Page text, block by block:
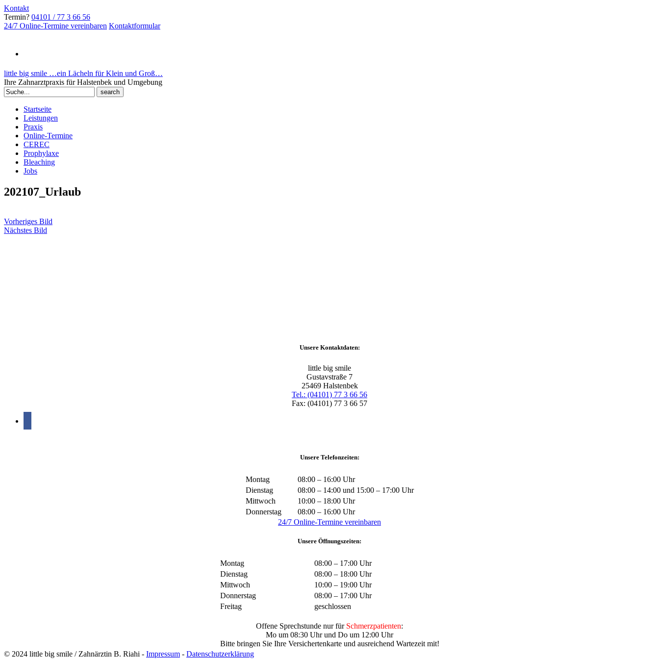
Kontakt
Termin? 04101 / 77 3 66 56
24/7 Online-Termine vereinbaren Kontaktformular
little big smile …ein Lächeln für Klein und Groß…
Ihre Zahnarztpraxis für Halstenbek und Umgebung
Search
for:
Startseite
Leistungen
Praxis
Online-Termine
CEREC
Prophylaxe
Bleaching
Jobs
202107_Urlaub
Vorheriges Bild
Nächstes Bild
Unsere Kontaktdaten:
little big smile
Gustavstraße 7
25469 Halstenbek
Tel.: (04101) 77 3 66 56
Fax: (04101) 77 3 66 57
Unsere Telefonzeiten:
Montag
08:00 – 16:00 Uhr
Dienstag
08:00 – 14:00 und 15:00 – 17:00 Uhr
Mittwoch
10:00 – 18:00 Uhr
Donnerstag
08:00 – 16:00 Uhr
24/7 Online-Termine vereinbaren
Unsere Öffnungszeiten:
Montag
08:00 – 17:00 Uhr
Dienstag
08:00 – 18:00 Uhr
Mittwoch
10:00 – 19:00 Uhr
Donnerstag
08:00 – 17:00 Uhr
Freitag
geschlossen
Offene Sprechstunde nur für Schmerzpatienten:
Mo um 08:30 Uhr und Do um 12:00 Uhr
Bitte bringen Sie Ihre Versichertenkarte und ausreichend Wartezeit mit!
© 2024 little big smile / Zahnärztin B. Riahi - Impressum - Datenschutzerklärung